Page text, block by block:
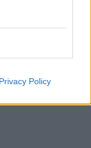
Privacy Policy
leginkább egy